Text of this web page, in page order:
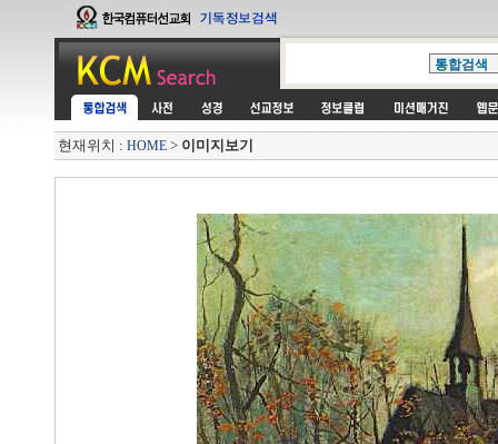
현재위치 : HOME > 이미지보기